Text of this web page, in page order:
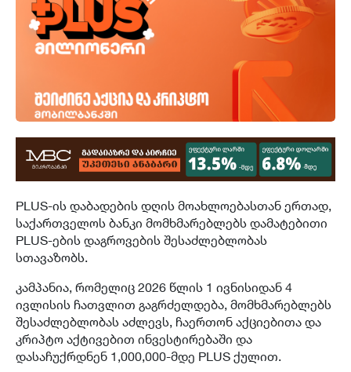
PLUS-ის დაბადების დღის მოახლოებასთან ერთად,
საქართველოს ბანკი მომხმარებლებს დამატებითი
PLUS-ების დაგროვების შესაძლებლობას
სთავაზობს.
კამპანია, რომელიც 2026 წლის 1 ივნისიდან 4
ივლისის ჩათვლით გაგრძელდება, მომხმარებლებს
შესაძლებლობას აძლევს, ჩაერთონ აქციებითა და
კრიპტო აქტივებით ინვესტირებაში და
დასაჩუქრდნენ 1,000,000-მდე PLUS ქულით.